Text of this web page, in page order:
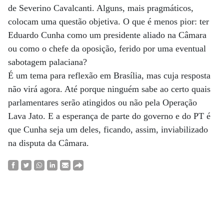
de Severino Cavalcanti. Alguns, mais pragmáticos,
colocam uma questão objetiva. O que é menos pior: ter
Eduardo Cunha como um presidente aliado na Câmara
ou como o chefe da oposição, ferido por uma eventual
sabotagem palaciana?
É um tema para reflexão em Brasília, mas cuja resposta
não virá agora. Até porque ninguém sabe ao certo quais
parlamentares serão atingidos ou não pela Operação
Lava Jato. E a esperança de parte do governo e do PT é
que Cunha seja um deles, ficando, assim, inviabilizado
na disputa da Câmara.